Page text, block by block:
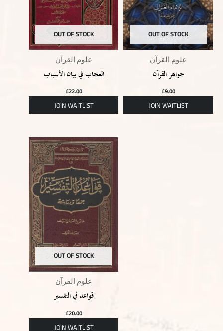
OUT OF STOCK
علوم القرآن
العجاب في بيان الأسباب
£22.00
OUT OF STOCK
علوم القرآن
جواهر القرآن
£9.00
OUT OF STOCK
علوم القرآن
قواعد في التفسير
£20.00